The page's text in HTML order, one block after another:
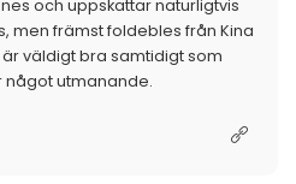
och uppskattar naturligtvis
men främst foldebles från Kina
väldigt bra samtidigt som
något utmanande.